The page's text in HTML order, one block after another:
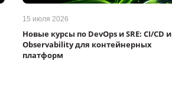
15 июля 2026
Новые курсы по DevOps и SRE: CI/CD и
Observability для контейнерных
платформ